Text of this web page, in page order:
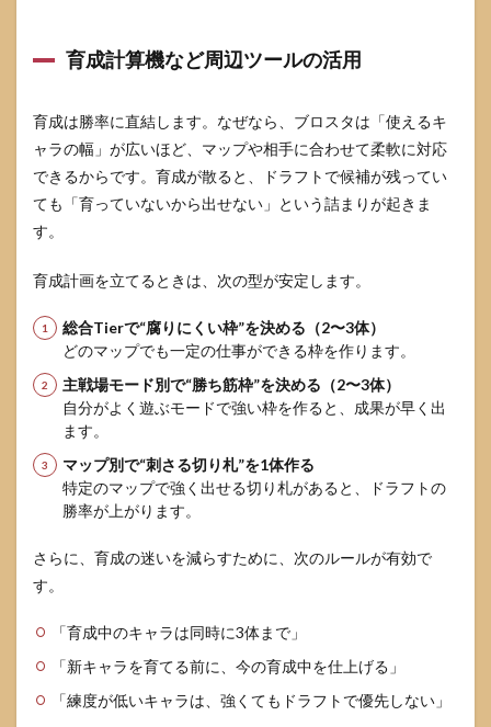
育成計算機など周辺ツールの活用
育成は勝率に直結します。なぜなら、ブロスタは「使えるキ
ャラの幅」が広いほど、マップや相手に合わせて柔軟に対応
できるからです。育成が散ると、ドラフトで候補が残ってい
ても「育っていないから出せない」という詰まりが起きま
す。
育成計画を立てるときは、次の型が安定します。
総合Tierで“腐りにくい枠”を決める（2〜3体）
どのマップでも一定の仕事ができる枠を作ります。
主戦場モード別で“勝ち筋枠”を決める（2〜3体）
自分がよく遊ぶモードで強い枠を作ると、成果が早く出
ます。
マップ別で“刺さる切り札”を1体作る
特定のマップで強く出せる切り札があると、ドラフトの
勝率が上がります。
さらに、育成の迷いを減らすために、次のルールが有効で
す。
「育成中のキャラは同時に3体まで」
「新キャラを育てる前に、今の育成中を仕上げる」
「練度が低いキャラは、強くてもドラフトで優先しない」